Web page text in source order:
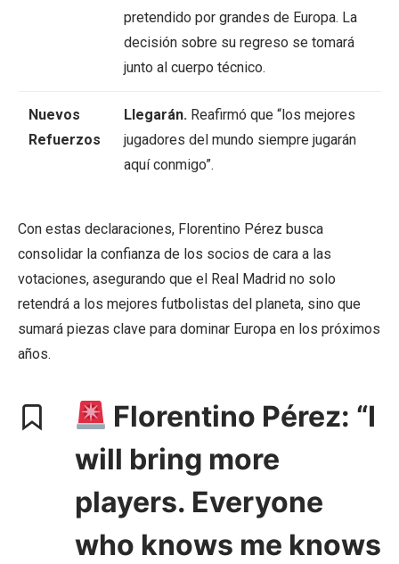
pretendido por grandes de Europa. La
decisión sobre su regreso se tomará
junto al cuerpo técnico.
Nuevos
Refuerzos
Llegarán. Reafirmó que “los mejores
jugadores del mundo siempre jugarán
aquí conmigo”.
Con estas declaraciones, Florentino Pérez busca
consolidar la confianza de los socios de cara a las
votaciones, asegurando que el Real Madrid no solo
retendrá a los mejores futbolistas del planeta, sino que
sumará piezas clave para dominar Europa en los próximos
años.
Florentino Pérez: “I
will bring more
players. Everyone
who knows me knows